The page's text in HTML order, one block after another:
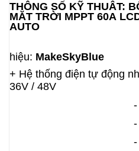
THÔNG SỐ KỸ THUẬT:
MẶT TRỜI MPPT 60A
AUTO
hiệu: MakeSkyBlue
+ Hệ thống điện tự động
36V / 48V
- 12V:
-
- 36V: